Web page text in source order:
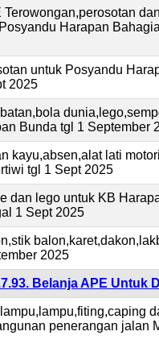
Terowongan,perosotan
Harapan
untuk Posyandu
2025
Bunda tgl 1 September
kayu,absen,alat lati
tgl 1 Sept 2025
dan lego untuk KB
1 Sept 2025
2025
Belanja APE Untuk
penerangan jalan